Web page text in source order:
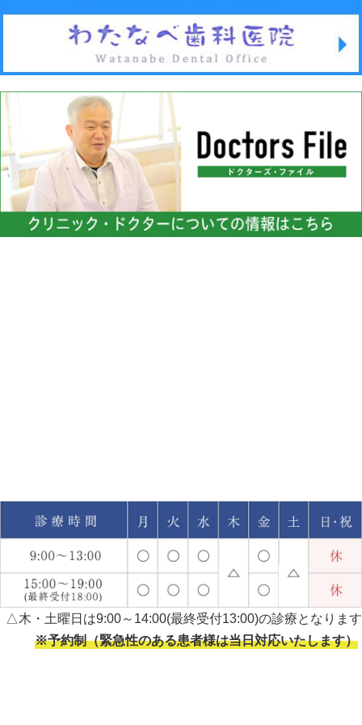
△木・土曜日は9:00～14:00(最終受付13:00)の診療となります
※予約制（緊急性のある患者様は当日対応いたします）